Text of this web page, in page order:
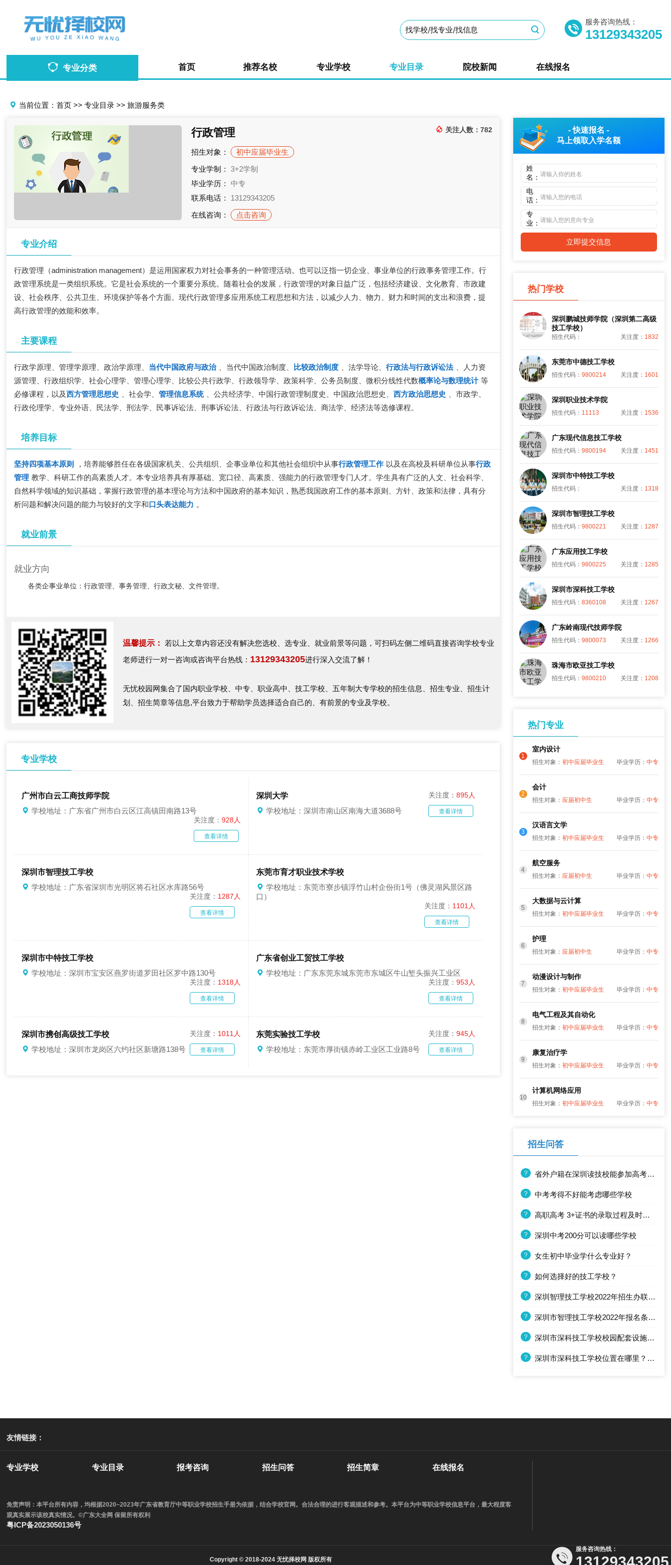
服务咨询热线：
13129343205
专业分类 首页 推荐名校 专业学校 专业目录 院校新闻 在线报名
当前位置：首页 >>专业目录 >>旅游服务类
关注人数：782
行政管理
招生对象：
初中应届毕业生
专业学制： 3+2学制
毕业学历： 中专
联系电话： 13129343205
在线咨询：
点击咨询
专业介绍
行政管理（administration management）是运用国家权力对社会事务的一种管理活动。也可以泛指一切企业、事业单位的行政事务管理工作。行
政管理系统是一类组织系统。它是社会系统的一个重要分系统。随着社会的发展，行政管理的对象日益广泛，包括经济建设、文化教育、市政建
设、社会秩序、公共卫生、环境保护等各个方面。现代行政管理多应用系统工程思想和方法，以减少人力、物力、财力和时间的支出和浪费，提
高行政管理的效能和效率。
主要课程
行政学原理、管理学原理、政治学原理、 当代中国政府与政治 、当代中国政治制度、 比较政治制度 、法学导论、行政法与行政诉讼法
、人力资
源管理、行政组织学、社会心理学、管理心理学、比较公共行政学、行政领导学、政策科学、公务员制度、微积分线性代数概率论与数理统计 等
必修课程，以及西方管理思想史 、社会学、管理信息系统 、公共经济学、中国行政管理制度史、中国政治思想史、西方政治思想史
、市政学、
行政伦理学、专业外语、民法学、刑法学、民事诉讼法、刑事诉讼法、行政法与行政诉讼法、商法学、经济法等选修课程。
培养目标
坚持四项基本原则 ，培养能够胜任在各级国家机关、公共组织、企事业单位和其他社会组织中从事行政管理工作 以及在高校及科研单位从事行政
管理 教学、科研工作的高素质人才。本专业培养具有厚基础、宽口径、高素质、强能力的行政管理专门人才。学生具有广泛的人文、社会科学、
自然科学领域的知识基础，掌握行政管理的基本理论与方法和中国政府的基本知识，熟悉我国政府工作的基本原则、方针、政策和法律，具有分
析问题和解决问题的能力与较好的文字和口头表达能力 。
就业前景
就业方向
各类企事业单位：行政管理、事务管理、行政文秘、文件管理。
温馨提示：
若以上文章内容还没有解决您选校、选专业、就业前景等问题，可扫码左侧二维码直接咨询学校专业
老师进行一对一咨询或咨询平台热线： 13129343205进行深入交流了解！
无忧校园网集合了国内职业学校、中专、职业高中、技工学校、五年制大专学校的招生信息、招生专业、招生计
划、招生简章等信息,平台致力于帮助学员选择适合自己的、有前景的专业及学校。
专业学校
广州市白云工商技师学院
学校地址：广东省广州市白云区江高镇田南路13号
关注度： 928人
查看详情
深圳大学
学校地址：深圳市南山区南海大道3688号
关注度：895人
查看详情
深圳市智理技工学校
学校地址：广东省深圳市光明区将石社区水库路56号
关注度： 1287人
查看详情
东莞市育才职业技术学校
学校地址：东莞市寮步镇浮竹山村企份街1号（佛灵湖风景区路
口）
关注度： 1101人
查看详情
深圳市中特技工学校
学校地址：深圳市宝安区燕罗街道罗田社区罗中路130号
关注度： 1318人
查看详情
广东省创业工贸技工学校
学校地址：广东东莞东城东莞市东城区牛山堑头振兴工业区
关注度：953人
查看详情
深圳市携创高级技工学校
学校地址：深圳市龙岗区六约社区新塘路138号
关注度： 1011人
查看详情
东莞实验技工学校
学校地址：东莞市厚街镇赤岭工业区工业路8号
关注度：945人
查看详情
- 快速报名 -
马上领取 入学名额
姓
名：
电
话：
专
业：
立即提交信息
热门学校
深圳鹏城技师学院（深圳第二高级
技工学校）
招生代码： 关注度： 1832
东莞市中德技工学校
招生代码： 9800214 关注度： 1601
深圳职业技术学院
招生代码： 11113 关注度： 1536
广东现代信息技工学校
招生代码： 9800194 关注度： 1451
深圳市中特技工学校
招生代码： 关注度： 1318
深圳市智理技工学校
招生代码： 9800221 关注度： 1287
广东应用技工学校
招生代码： 9800225 关注度： 1285
深圳市深科技工学校
招生代码： 8360108 关注度： 1267
广东岭南现代技师学院
招生代码： 9800073 关注度： 1266
珠海市欧亚技工学校
招生代码： 9800210 关注度： 1208
热门专业
1
室内设计
招生对象： 初中应届毕业生 毕业学历： 中专
2
会计
招生对象： 应届初中生 毕业学历： 中专
3
汉语言文学
招生对象： 初中应届毕业生 毕业学历： 中专
4
航空服务
招生对象： 应届初中生 毕业学历： 中专
5
大数据与云计算
招生对象： 初中应届毕业生 毕业学历： 中专
6
护理
招生对象： 应届初中生 毕业学历： 中专
7
动漫设计与制作
招生对象： 初中应届毕业生 毕业学历： 中专
8
电气工程及其自动化
招生对象： 初中应届毕业生 毕业学历： 中专
9
康复治疗学
招生对象： 初中应届毕业生 毕业学历： 中专
10
计算机网络应用
招生对象： 初中应届毕业生 毕业学历： 中专
招生问答
省外户籍在深圳读技校能参加高考嘛？
中考考得不好能考虑哪些学校
高职高考 3+证书的录取过程及时间节点安排(往年)
深圳中考200分可以读哪些学校
女生初中毕业学什么专业好？
如何选择好的技工学校？
深圳智理技工学校2022年招生办联系电话
深圳市智理技工学校2022年报名条件、招生要求、招生对象
深圳市深科技工学校校园配套设施怎么样？
深圳市深科技工学校位置在哪里？交通方不方便？
友情链接：
专业学校 专业目录 报考咨询 招生问答 招生简章 在线报名
免责声明：本平台所有内容，均根据2020~2023年广东省教育厅中等职业学校招生手册为依据，结合学校官网。合法合理的进行客观描述和参考。本平台为中等职业学校信息平台，最大程度客
观真实展示该校真实情况。©广东大全网 保留所有权利
粤ICP备2023050136号
服务咨询热线：
Copyright © 2018-2024 无忧择校网 版权所有